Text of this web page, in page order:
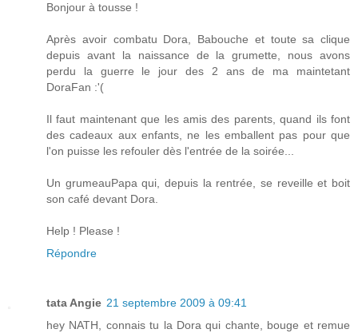
Bonjour à tousse !
Après avoir combatu Dora, Babouche et toute sa clique
depuis avant la naissance de la grumette, nous avons
perdu la guerre le jour des 2 ans de ma maintetant
DoraFan :'(
Il faut maintenant que les amis des parents, quand ils font
des cadeaux aux enfants, ne les emballent pas pour que
l'on puisse les refouler dès l'entrée de la soirée...
Un grumeauPapa qui, depuis la rentrée, se reveille et boit
son café devant Dora.
Help ! Please !
Répondre
tata Angie 21 septembre 2009 à 09:41
hey NATH, connais tu la Dora qui chante, bouge et remue